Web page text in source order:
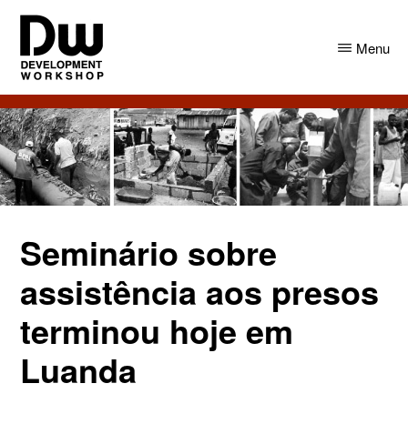
Skip
main
content
Skip
primary
sidebar
DW
Angola
Development
Workshop
Angola
Menu
Seminário sobre
assistência aos presos
terminou hoje em
Luanda